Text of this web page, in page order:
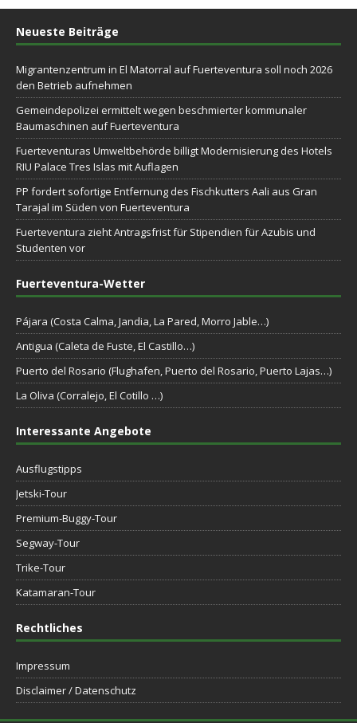
Neueste Beiträge
Migrantenzentrum in El Matorral auf Fuerteventura soll noch 2026
den Betrieb aufnehmen
Gemeindepolizei ermittelt wegen beschmierter kommunaler
Baumaschinen auf Fuerteventura
Fuerteventuras Umweltbehörde billigt Modernisierung des Hotels
RIU Palace Tres Islas mit Auflagen
PP fordert sofortige Entfernung des Fischkutters Aali aus Gran
Tarajal im Süden von Fuerteventura
Fuerteventura zieht Antragsfrist für Stipendien für Azubis und
Studenten vor
Fuerteventura-Wetter
Pájara (Costa Calma, Jandia, La Pared, Morro Jable…)
Antigua (Caleta de Fuste, El Castillo…)
Puerto del Rosario (Flughafen, Puerto del Rosario, Puerto Lajas…)
La Oliva (Corralejo, El Cotillo …)
Interessante Angebote
Ausflugstipps
Jetski-Tour
Premium-Buggy-Tour
Segway-Tour
Trike-Tour
Katamaran-Tour
Rechtliches
Impressum
Disclaimer / Datenschutz